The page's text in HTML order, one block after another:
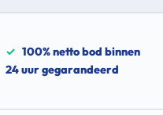
✓ 100% netto bod binnen
24 uur gegarandeerd